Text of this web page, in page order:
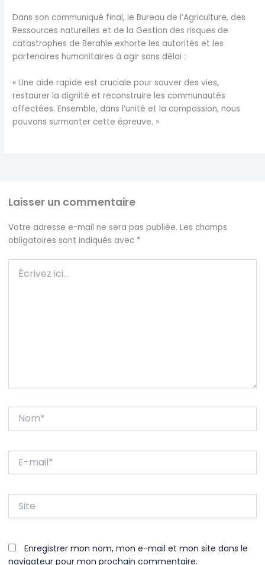
Dans son communiqué final, le Bureau de l’Agriculture, des
Ressources naturelles et de la Gestion des risques de
catastrophes de Berahle exhorte les autorités et les
partenaires humanitaires à agir sans délai :
« Une aide rapide est cruciale pour sauver des vies,
restaurer la dignité et reconstruire les communautés
affectées. Ensemble, dans l’unité et la compassion, nous
pouvons surmonter cette épreuve. »
Laisser un commentaire
Votre adresse e-mail ne sera pas publiée. Les champs
obligatoires sont indiqués avec *
ici…
mail*
Enregistrer mon nom, mon e-mail et mon site dans le
navigateur pour mon prochain commentaire.